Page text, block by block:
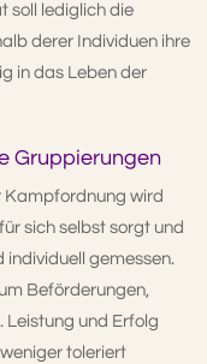
soll lediglich die
derer Individuen ihre
in das Leben der
Gruppierungen
Kampfordnung wird
sich selbst sorgt und
individuell gemessen.
Beförderungen,
Leistung und Erfolg
toleriert